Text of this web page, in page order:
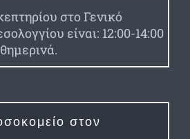
στο Γενικό
είναι: 12:00-14:00
στον